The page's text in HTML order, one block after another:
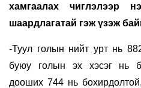
хамгаалах чиглэлээр
шаардлагатай гэж үзэж
-Туул голын нийт урт нь
буюу голын эх хэсэг нь
дооших 744 нь